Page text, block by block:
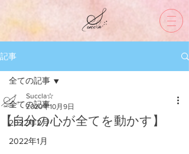
記事
全ての記事
2022年2月
2022年1月
全ての記事
【自分の心が全てを動かす】
Succla☆
2020年10月9日